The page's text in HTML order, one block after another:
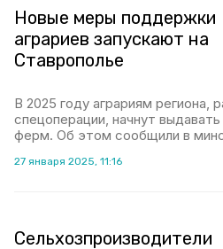
Новые меры поддержки
аграриев запускают на
Ставрополье
В 2025 году аграриям региона,
спецоперации, начнут
ферм. Об этом сообщили в
27 января 2025, 11:16
Сельхозпроизводители